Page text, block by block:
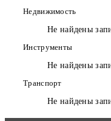
Недвижимость
Не найдены
Инструменты
Не найдены
Транспорт
Не найдены